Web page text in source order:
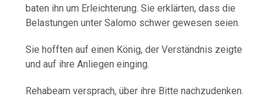
baten ihn um Erleichterung. Sie erklärten, dass die
Belastungen unter Salomo schwer gewesen seien.
Sie hofften auf einen König, der Verständnis zeigte
und auf ihre Anliegen einging.
Rehabeam versprach, über ihre Bitte nachzudenken.